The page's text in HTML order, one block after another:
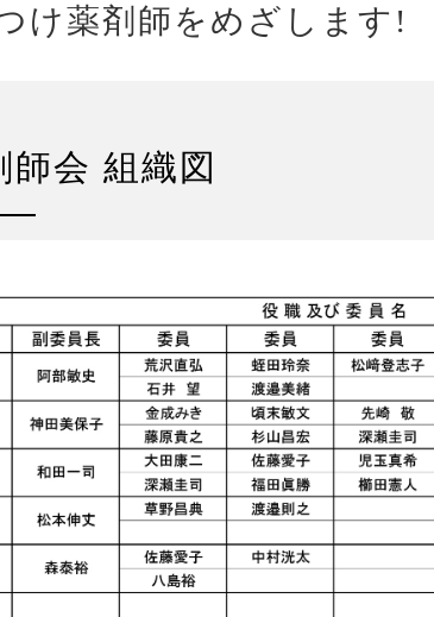
け薬剤師をめざします!
会 組織図